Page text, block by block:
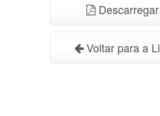
Voltar para a